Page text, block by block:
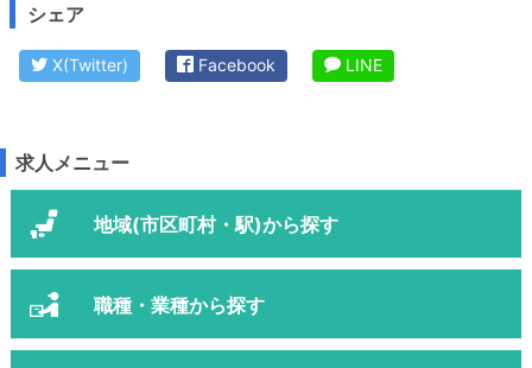
シェア
X(Twitter) Facebook LINE
求人メニュー
地域(市区町村・駅)から探す
職種・業種から探す